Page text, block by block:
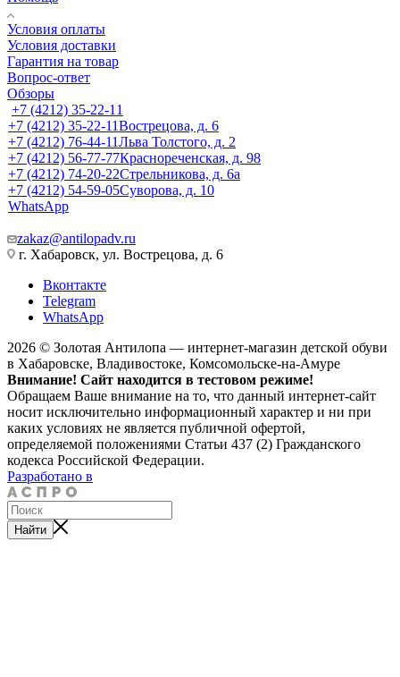
Условия оплаты
Условия доставки
Гарантия на товар
Вопрос-ответ
Обзоры
+7 (4212) 35-22-11
+7 (4212) 35-22-11Вострецова, д. 6
+7 (4212) 76-44-11Льва Толстого, д. 2
+7 (4212) 56-77-77Краснореченская, д. 98
+7 (4212) 74-20-22Стрельникова, д. 6а
+7 (4212) 54-59-05Суворова, д. 10
WhatsApp
zakaz@antilopadv.ru
г. Хабаровск, ул. Вострецова, д. 6
Вконтакте
Telegram
WhatsApp
2026 © Золотая Антилопа — интернет-магазин детской обуви
в Хабаровске, Владивостоке, Комсомольске-на-Амуре
Внимание! Сайт находится в тестовом режиме!
Обращаем Ваше внимание на то, что данный интернет-сайт
носит исключительно информационный характер и ни при
каких условиях не является публичной офертой,
определяемой положениями Статьи 437 (2) Гражданского
кодекса Российской Федерации.
Разработано в
Найти